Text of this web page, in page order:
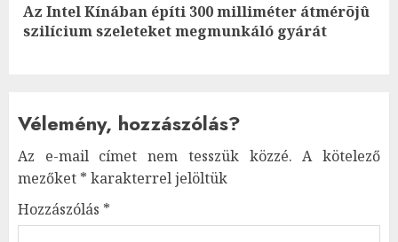
Next
post:
Az Intel Kínában építi 300 milliméter átmérõjû
szilícium szeleteket megmunkáló gyárát
Vélemény, hozzászólás?
Az e-mail címet nem tesszük közzé. A kötelező
mezőket * karakterrel jelöltük
Hozzászólás *